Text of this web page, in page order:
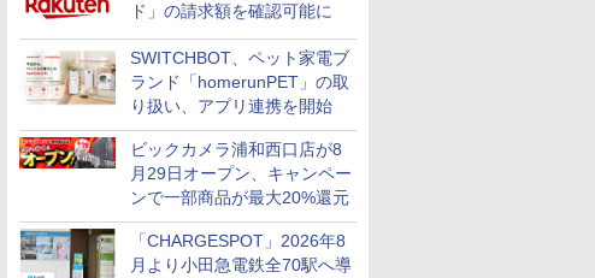
ド」の請求額を確認可能に
SWITCHBOT、ペット家電ブ
ランド「homerunPET」の取
り扱い、アプリ連携を開始
ビックカメラ浦和西口店が8
月29日オープン、キャンペー
ンで一部商品が最大20%還元
「CHARGESPOT」2026年8
月より小田急電鉄全70駅へ導